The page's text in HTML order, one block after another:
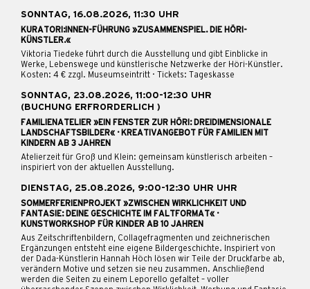
SONNTAG, 16.08.2026, 11:30 UHR
KURATORI:INNEN-FÜHRUNG »ZUSAMMENSPIEL. DIE HÖRI-
KÜNSTLER.«
Viktoria Tiedeke führt durch die Ausstellung und gibt Einblicke in
Werke, Lebenswege und künstlerische Netzwerke der Höri-Künstler.
Kosten: 4 € zzgl. Museumseintritt · Tickets: Tageskasse
SONNTAG, 23.08.2026, 11:00-12:30 UHR
(BUCHUNG ERFRORDERLICH )
FAMILIENATELIER »EIN FENSTER ZUR HÖRI: DREIDIMENSIONALE
LANDSCHAFTSBILDER« · KREATIVANGEBOT FÜR FAMILIEN MIT
KINDERN AB 3 JAHREN
Atelierzeit für Groß und Klein: gemeinsam künstlerisch arbeiten –
inspiriert von der aktuellen Ausstellung.
DIENSTAG, 25.08.2026, 9:00-12:30 UHR UHR
SOMMERFERIENPROJEKT »ZWISCHEN WIRKLICHKEIT UND
FANTASIE: DEINE GESCHICHTE IM FALTFORMAT« ·
KUNSTWORKSHOP FÜR KINDER AB 10 JAHREN
Aus Zeitschriftenbildern, Collagefragmenten und zeichnerischen
Ergänzungen entsteht eine eigene Bildergeschichte. Inspiriert von
der Dada-Künstlerin Hannah Höch lösen wir Teile der Druckfarbe ab,
verändern Motive und setzen sie neu zusammen. Anschließend
werden die Seiten zu einem Leporello gefaltet – voller